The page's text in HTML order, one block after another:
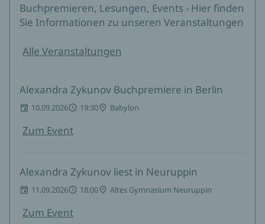
Buchpremieren, Lesungen, Events - Hier finden
Sie Informationen zu unseren Veranstaltungen
Alle Veranstaltungen
Alexandra Zykunov Buchpremiere in Berlin
10.09.2026 19:30 Babylon
Zum Event
Alexandra Zykunov liest in Neuruppin
11.09.2026 18:00 Altes Gymnasium Neuruppin
Zum Event